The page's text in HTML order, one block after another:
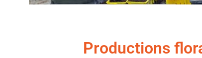
Productions